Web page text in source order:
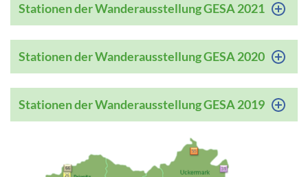
Stationen der Wanderausstellung GESA 2021
Stationen der Wanderausstellung GESA 2020
Stationen der Wanderausstellung GESA 2019